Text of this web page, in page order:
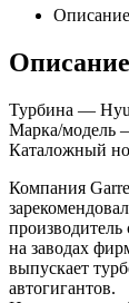
Описание
Описание
Турбина —
Марка/модель
Каталожный
Компания
на заводах
выпускает
автогигантов.